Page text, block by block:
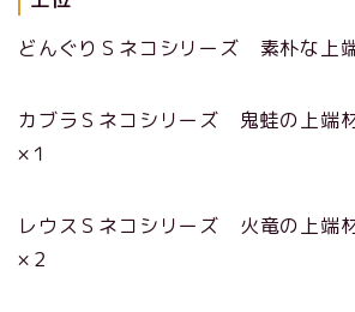
どんぐりＳネコシリーズ 素朴な上
カブラＳネコシリーズ 鬼蛙の上端
×１
レウスＳネコシリーズ 火竜の上端
×２